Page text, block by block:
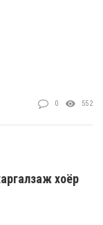
0 552
хоёр